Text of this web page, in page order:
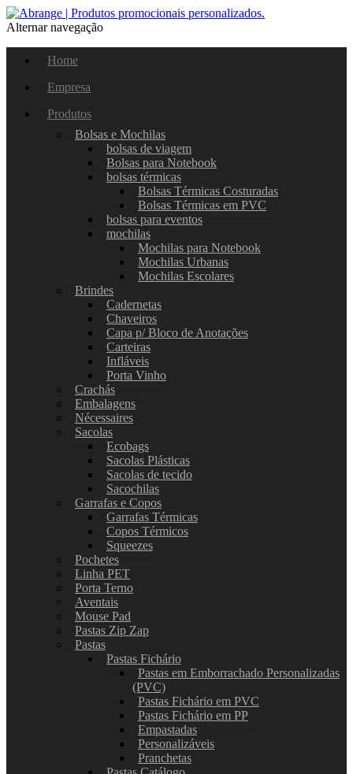
Alternar navegação
Home
Empresa
Produtos
Bolsas e Mochilas
bolsas de viagem
Bolsas para Notebook
bolsas térmicas
Bolsas Térmicas Costuradas
Bolsas Térmicas em PVC
bolsas para eventos
mochilas
Mochilas para Notebook
Mochilas Urbanas
Mochilas Escolares
Brindes
Cadernetas
Chaveiros
Capa p/ Bloco de Anotações
Carteiras
Infláveis
Porta Vinho
Crachás
Embalagens
Nécessaires
Sacolas
Ecobags
Sacolas Plásticas
Sacolas de tecido
Sacochilas
Garrafas e Copos
Garrafas Térmicas
Copos Térmicos
Squeezes
Pochetes
Linha PET
Porta Terno
Aventais
Mouse Pad
Pastas Zip Zap
Pastas
Pastas Fichário
Pastas em Emborrachado Personalizadas
(PVC)
Pastas Fichário em PVC
Pastas Fichário em PP
Empastadas
Personalizáveis
Pranchetas